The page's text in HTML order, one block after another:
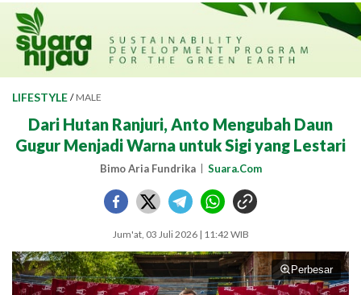
LIFESTYLE / MALE
Dari Hutan Ranjuri, Anto Mengubah Daun
Gugur Menjadi Warna untuk Sigi yang Lestari
Bimo Aria Fundrika Suara.Com
Jum'at, 03 Juli 2026 | 11:42 WIB
Perbesar